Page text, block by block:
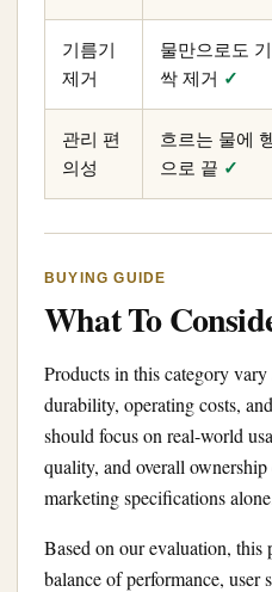
기름기
제거
물만으로도 기
싹 제거 ✓
관리 편
의성
흐르는 물에
으로 끝 ✓
BUYING GUIDE
What To
Products in this category
durability, operating costs,
should focus on real-world
quality, and overall ownership
marketing specifications
Based on our evaluation, this
balance of performance, user